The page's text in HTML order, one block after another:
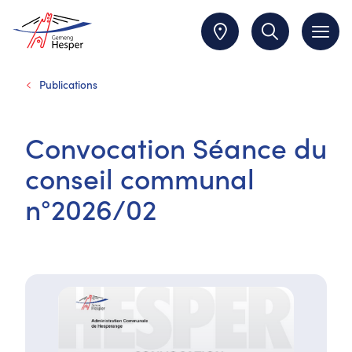
Publications
Convocation Séance du
conseil communal
n°2026/02